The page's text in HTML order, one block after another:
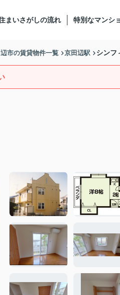
まいさがしの流れ 特別なマンシ
市の賃貸物件一覧 京田辺駅 シンフ